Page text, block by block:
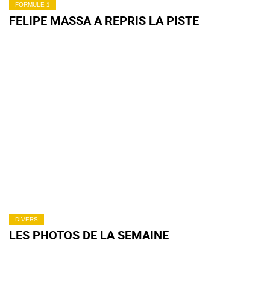
FORMULE 1
FELIPE MASSA A REPRIS LA PISTE
DIVERS
LES PHOTOS DE LA SEMAINE